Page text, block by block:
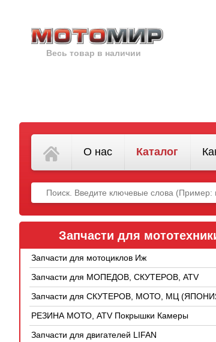
Весь товар в наличии
О нас Каталог
Запчасти для
Запчасти для мотоциклов Иж
Запчасти для МОПЕДОВ, СКУТЕРОВ, ATV
(КИТАЙ)
Запчасти для СКУТЕРОВ, МОТО, МЦ
РЕЗИНА МОТО, ATV Покрышки Камеры
Запчасти для двигателей LIFAN